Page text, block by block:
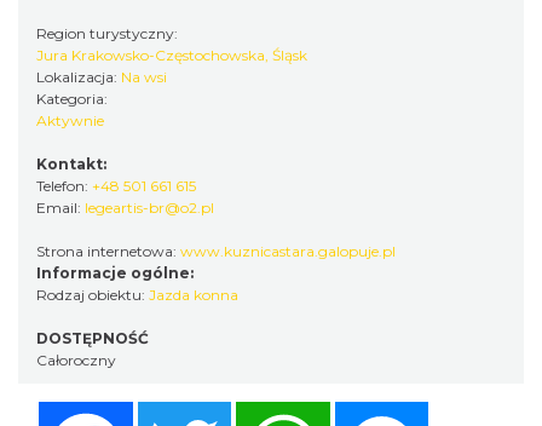
Region turystyczny:
Jura Krakowsko-Częstochowska, Śląsk
Lokalizacja: Na wsi
Kategoria:
Aktywnie
Kontakt:
Telefon: +48 501 661 615
Email: legeartis-br@o2.pl
Strona internetowa: www.kuznicastara.galopuje.pl
Informacje ogólne:
Rodzaj obiektu: Jazda konna
DOSTĘPNOŚĆ
Całoroczny
Twitter